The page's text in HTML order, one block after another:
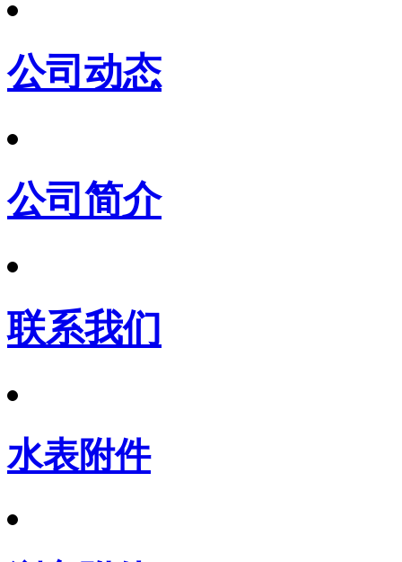
公司动态
公司简介
联系我们
水表附件